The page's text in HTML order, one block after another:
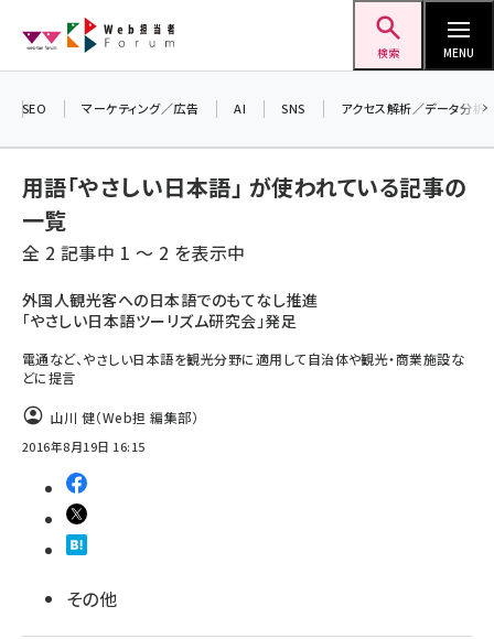
ン
検索 MENU
seo (3536)
ai (2818)
youtube (2444)
note (2320)
セミナー (2313)
z世代 (1629)
meo (1279)
llmo (1167)
SEO マーケティング／広告 AI SNS アクセス解析／データ分析
用語「やさしい日本語」 が使われている記事の
一覧
全 2 記事中 1 ～ 2 を表示中
外国人観光客への日本語でのもてなし推進
「やさしい日本語ツーリズム研究会」発足
電通など、やさしい日本語を観光分野に適用して自治体や観光・商業施設な
どに提言
山川 健（Web担 編集部）
2016年8月19日 16:15
その他